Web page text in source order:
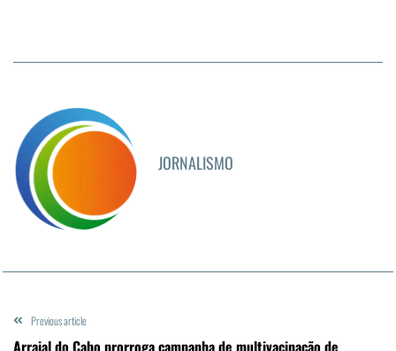
JORNALISMO
Previous article
Arraial do Cabo prorroga campanha de multivacinação de